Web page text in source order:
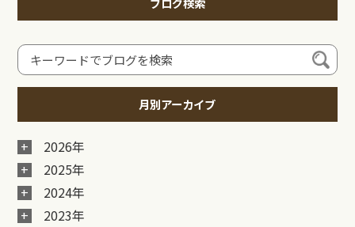
月別アーカイブ
2026年
2025年
2024年
2023年